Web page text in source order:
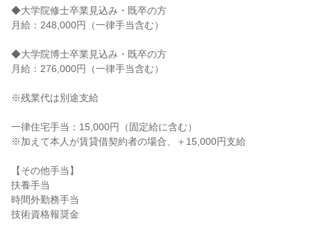
◆大学院修士卒業見込み・既卒の方
月給：248,000円（一律手当含む）
◆大学院博士卒業見込み・既卒の方
月給：276,000円（一律手当含む）
※残業代は別途支給
一律住宅手当：15,000円（固定給に含む）
※加えて本人が賃貸借契約者の場合、＋15,000円支給
【その他手当】
扶養手当
時間外勤務手当
技術資格報奨金